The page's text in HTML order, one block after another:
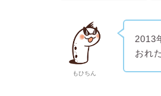
もひちん
2013
おれ